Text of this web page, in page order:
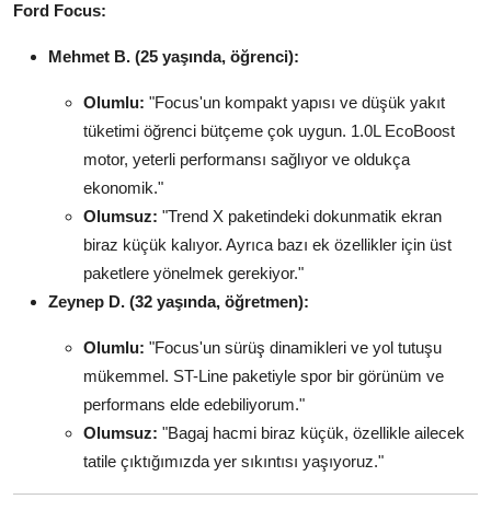
Ford Focus:
Mehmet B. (25 yaşında, öğrenci):
Olumlu: "Focus'un kompakt yapısı ve düşük yakıt
tüketimi öğrenci bütçeme çok uygun. 1.0L EcoBoost
motor, yeterli performansı sağlıyor ve oldukça
ekonomik."
Olumsuz: "Trend X paketindeki dokunmatik ekran
biraz küçük kalıyor. Ayrıca bazı ek özellikler için üst
paketlere yönelmek gerekiyor."
Zeynep D. (32 yaşında, öğretmen):
Olumlu: "Focus'un sürüş dinamikleri ve yol tutuşu
mükemmel. ST-Line paketiyle spor bir görünüm ve
performans elde edebiliyorum."
Olumsuz: "Bagaj hacmi biraz küçük, özellikle ailecek
tatile çıktığımızda yer sıkıntısı yaşıyoruz."